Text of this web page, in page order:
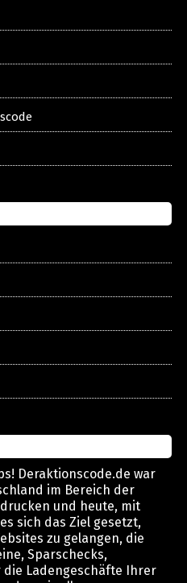
Deraktionscode.de war
im Bereich der
und heute, mit
sich das Ziel gesetzt,
zu gelangen, die
Sparschecks,
die Ladengeschäfte Ihrer